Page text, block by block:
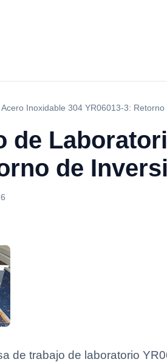
Inoxidable 304 YR06013-3: Retorno
de
de
de trabajo de laboratorio